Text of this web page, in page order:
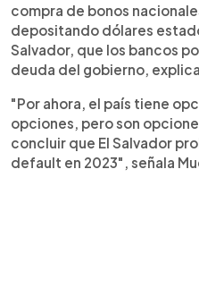
compra de bonos
depositando dólares
Salvador, que los bancos
deuda del gobierno,
"Por ahora, el país tiene
opciones, pero son
concluir que El Salvador
default en 2023", señala